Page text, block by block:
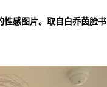
性感图片。取自白乔茵脸书